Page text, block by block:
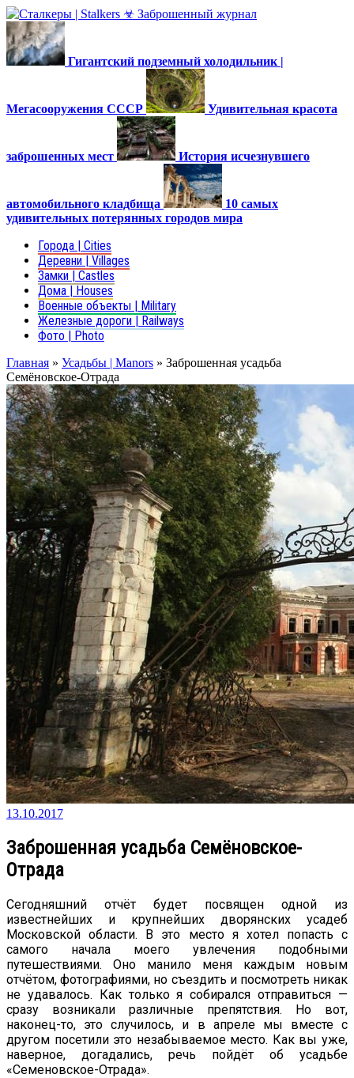
Гигантский подземный холодильник |
Мегасооружения СССР Удивительная красота
заброшенных мест История исчезнувшего
автомобильного кладбища
10 самых
удивительных потерянных городов мира
Города | Cities
Деревни | Villages
Замки | Castles
Дома | Houses
Военные объекты | Military
Железные дороги | Railways
Фото | Photo
Главная » Усадьбы | Manors » Заброшенная усадьба
Семёновское-Отрада
13.10.2017
Заброшенная усадьба Семёновское-
Отрада
Сегодняшний отчёт будет посвящен одной из
известнейших и крупнейших дворянских усадеб
Московской области. В это место я хотел попасть с
самого начала моего увлечения подобными
путешествиями. Оно манило меня каждым новым
отчётом, фотографиями, но съездить и посмотреть никак
не удавалось. Как только я собирался отправиться —
сразу возникали различные препятствия. Но вот,
наконец-то, это случилось, и в апреле мы вместе с
другом посетили это незабываемое место. Как вы уже,
наверное, догадались, речь пойдёт об усадьбе
«Семеновское-Отрада».